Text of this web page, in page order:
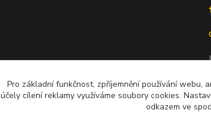
Pro základní funkčnost, zpříjemnění používání webu,
účely cílení reklamy využíváme soubory cookies.
odkazem ve